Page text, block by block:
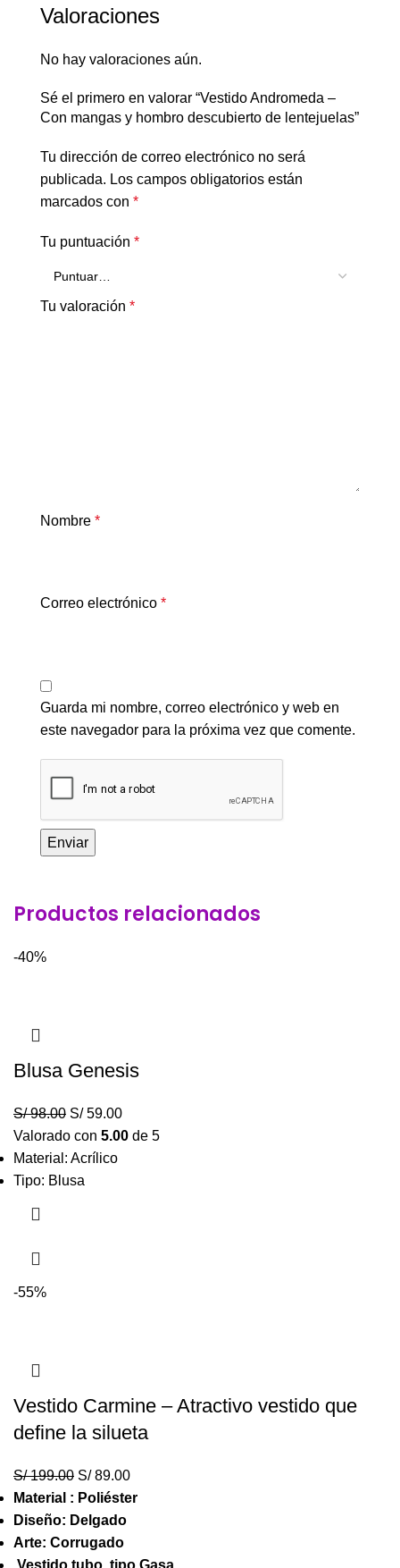
Valoraciones
No hay valoraciones aún.
Sé el primero en valorar “Vestido Andromeda –
Con mangas y hombro descubierto de lentejuelas”
Tu dirección de correo electrónico no será
publicada. Los campos obligatorios están
marcados con *
Tu puntuación *
Tu valoración *
Nombre *
Correo electrónico *
Guarda mi nombre, correo electrónico y web en
este navegador para la próxima vez que comente.
Productos relacionados
-40%
Blusa Genesis
S/98.00 S/59.00
Valorado con 5.00 de 5
Material: Acrílico
Tipo: Blusa
-55%
Vestido Carmine – Atractivo vestido que
define la silueta
S/199.00 S/89.00
Material : Poliéster
Diseño: Delgado
Arte: Corrugado
Vestido tubo ,tipo Gasa